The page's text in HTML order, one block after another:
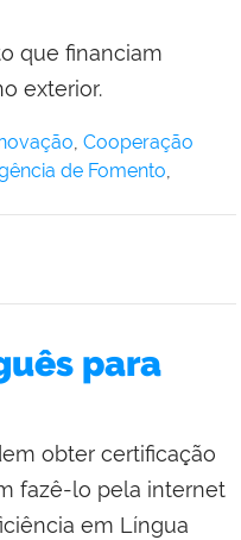
que financiam
exterior.
, Cooperação
de Fomento,
para
obter certificação
fazê-lo pela internet
em Língua